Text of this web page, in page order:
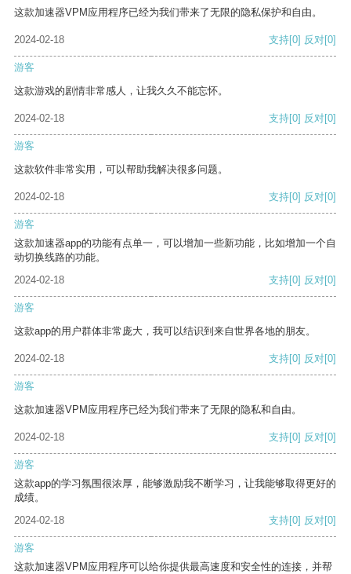
这款加速器VPM应用程序已经为我们带来了无限的隐私保护和自由。
2024-02-18 支持[0] 反对[0]
游客
这款游戏的剧情非常感人，让我久久不能忘怀。
2024-02-18 支持[0] 反对[0]
游客
这款软件非常实用，可以帮助我解决很多问题。
2024-02-18 支持[0] 反对[0]
游客
这款加速器app的功能有点单一，可以增加一些新功能，比如增加一个自
动切换线路的功能。
2024-02-18
支持[0] 反对[0]
游客
这款app的用户群体非常庞大，我可以结识到来自世界各地的朋友。
2024-02-18 支持[0] 反对[0]
游客
这款加速器VPM应用程序已经为我们带来了无限的隐私和自由。
2024-02-18 支持[0] 反对[0]
游客
这款app的学习氛围很浓厚，能够激励我不断学习，让我能够取得更好的
成绩。
2024-02-18
支持[0] 反对[0]
游客
这款加速器VPM应用程序可以给你提供最高速度和安全性的连接，并帮